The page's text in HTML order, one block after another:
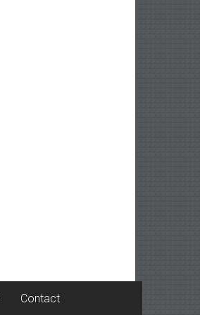
Contact